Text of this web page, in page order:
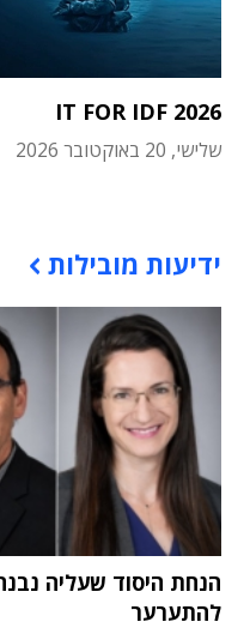
IT FOR IDF 2026
שלישי, 20 באוקטובר 2026
ידיעות מובילות
הנחת היסוד שעליה
להתערער